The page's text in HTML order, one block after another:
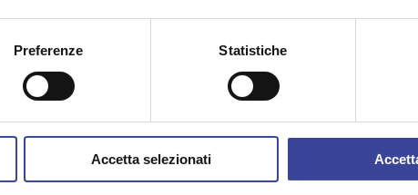
Preferenze Statistiche
Accetta selezionati
ANCI Lombardia
Chi Siamo
Organi
Contatti e Newsletter